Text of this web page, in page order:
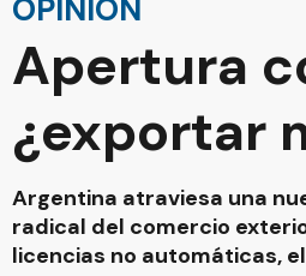
OPINIÓN
Apertura
¿exportar
Argentina atraviesa una
radical del comercio
licencias no automáticas,